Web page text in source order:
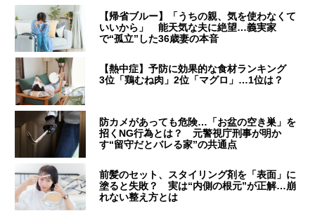
【帰省ブルー】「うちの親、気を使わなくて
いいから」 能天気な夫に絶望…義実家
で“孤立”した36歳妻の本音
【熱中症】予防に効果的な食材ランキング
3位「鶏むね肉」2位「マグロ」…1位は？
防カメがあっても危険…「お盆の空き巣」を
招くNG行為とは？ 元警視庁刑事が明か
す“留守だとバレる家”の共通点
前髪のセット、スタイリング剤を「表面」に
塗ると失敗？ 実は“内側の根元”が正解…崩
れない整え方とは